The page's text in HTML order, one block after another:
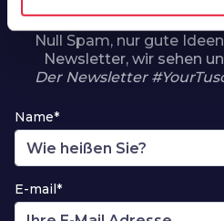
Ihre Toskana,
Null Spam, nur gute
Newsletter, wir sehen
Der Newsletter
Name*
E-mail*